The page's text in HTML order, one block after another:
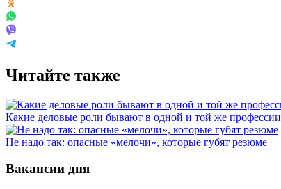
Читайте также
Какие деловые роли бывают в одной и той же профессии
Не надо так: опасные «мелочи», которые губят резюме
Вакансии дня